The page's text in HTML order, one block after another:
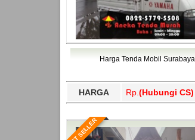
Harga Tenda Mobil Surabaya
HARGA Rp. (Hubungi CS)